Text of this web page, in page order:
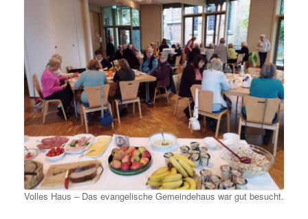
Volles Haus – Das evangelische Gemeindehaus war gut besucht.